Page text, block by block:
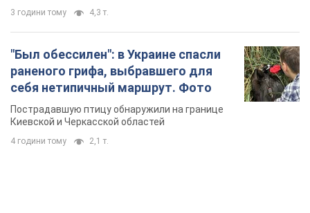
3 години тому 4,3 т.
"Был обессилен": в Украине спасли
раненого грифа, выбравшего для
себя нетипичный маршрут. Фото
Пострадавшую птицу обнаружили на границе
Киевской и Черкасской областей
4 години тому 2,1 т.